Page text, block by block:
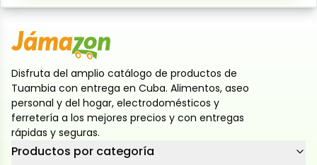
Disfruta del amplio catálogo de productos de
Tuambia con entrega en Cuba. Alimentos, aseo
personal y del hogar, electrodomésticos y
ferretería a los mejores precios y con entregas
rápidas y seguras.
Productos por categoría